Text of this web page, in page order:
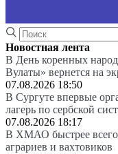
Новостная лента
В День коренных
Вулаты» вернется на
07.08.2026 18:50
В Сургуте впервые
лагерь по сербской
07.08.2026 18:17
В ХМАО быстрее всего
аграриев и вахтовиков